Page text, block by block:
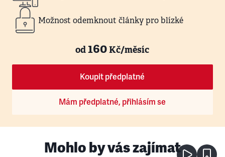
Možnost odemknout články pro blízké
od160Kč/měsíc
Koupit předplatné
Mám předplatné, přihlásím se
Mohlo by vás zajímat